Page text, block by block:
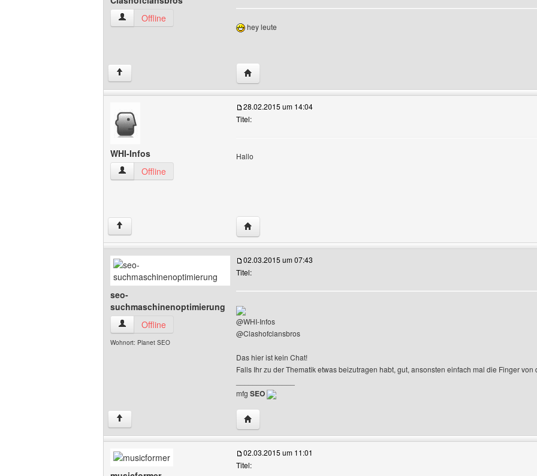
Clashofclansbros Benutzer-Profile anzeigen
Offline
hey leute
↑ Website dieses Benutzers besuchen: Clashofclansbros
WHI-Infos
WHI-Infos Benutzer-Profile anzeigen
Offline
28.02.2015 um 14:04
Titel:
Hallo
↑ Website dieses Benutzers besuchen: WHI-Infos
seo-
suchmaschinenoptimierung
seo-suchmaschinenoptimierung Benutzer-Profile anzeigen
Offline
Wohnort: Planet SEO
02.03.2015 um 07:43
Titel:
@WHI-Infos
@Clashofclansbros
Das hier ist kein Chat!
Falls Ihr zu der Thematik etwas beizutragen habt, gut, ansonsten einfach mal die Finger von
mfg SEO
↑ Website dieses Benutzers besuchen: seo-suchmaschinenoptimierung
02.03.2015 um 11:01
Titel: